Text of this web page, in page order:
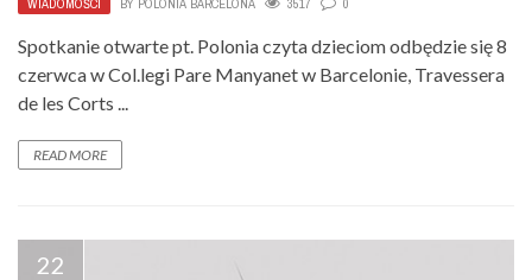
WIADOMOŚCI BY POLONIA BARCELONA 3517 0
Spotkanie otwarte pt. Polonia czyta dzieciom odbędzie się 8
czerwca w Col.legi Pare Manyanet w Barcelonie, Travessera
de les Corts ...
READ MORE
22